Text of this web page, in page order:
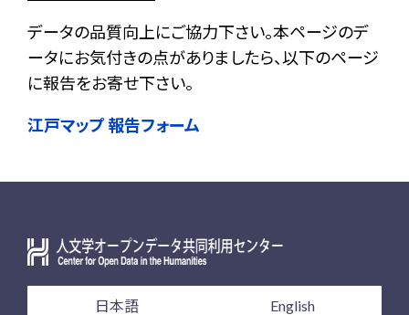
データの品質向上にご協力下さい。本ページのデ
ータにお気付きの点がありましたら、以下のページ
に報告をお寄せ下さい。
江戸マップ 報告フォーム
日本語 English